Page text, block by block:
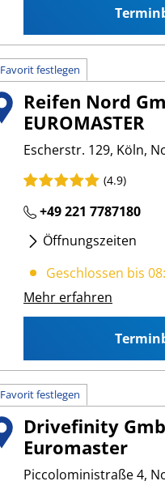
Favorit festlegen
Reifen Nord
EUROMASTER
Escherstr. 129, Köln,
(4.9)
+49 221 7787180
Öffnungszeiten
Mo- Fr:08:00 17:00
Geschlossen bis
Mehr erfahren
Favorit festlegen
Drivefinity
Euromaster
Piccoloministraße 4,